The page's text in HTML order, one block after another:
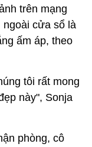
trên mạng
ngoài cửa sổ là
ấm áp, theo
tôi rất mong
này", Sonja
phòng, cô